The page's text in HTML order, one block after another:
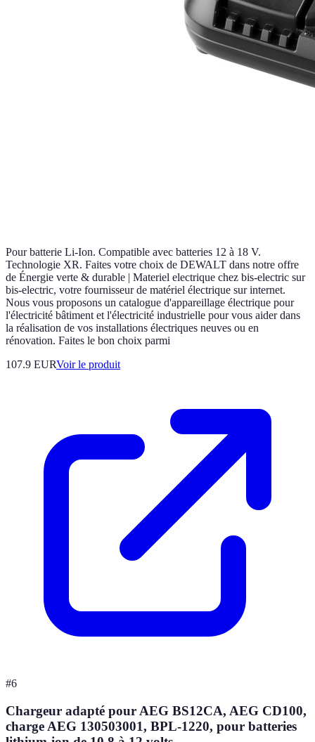
Pour batterie Li-Ion. Compatible avec batteries 12 à 18 V.
Technologie XR. Faites votre choix de DEWALT dans notre offre
de Énergie verte & durable | Materiel electrique chez bis-electric sur
bis-electric, votre fournisseur de matériel électrique sur internet.
Nous vous proposons un catalogue d'appareillage électrique pour
l'électricité bâtiment et l'électricité industrielle pour vous aider dans
la réalisation de vos installations électriques neuves ou en
rénovation. Faites le bon choix parmi
107.9 EURVoir le produit
#6
Chargeur adapté pour AEG BS12CA, AEG CD100,
charge AEG 130503001, BPL-1220, pour batteries